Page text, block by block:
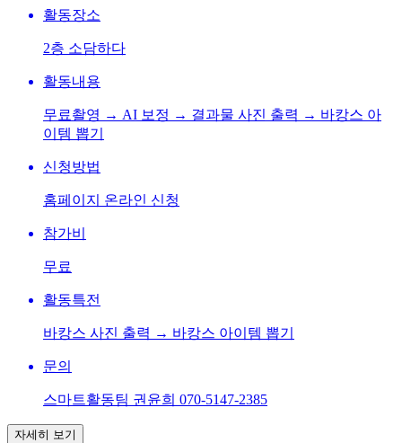
활동장소
2층 소담하다
활동내용
무료촬영 → AI 보정 → 결과물 사진 출력 → 바캉스 아
이템 뽑기
신청방법
홈페이지 온라인 신청
참가비
무료
활동특전
바캉스 사진 출력 → 바캉스 아이템 뽑기
문의
스마트활동팀 권윤희 070-5147-2385
자세히 보기